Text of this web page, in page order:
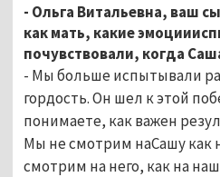
- Ольга Витальевна, ваш
как мать, какие
почувствовали, когда
- Мы больше испытывали
гордость.Он шел к этой
понимаете, как важен
Мы не смотрим наСашу как
смотрим на него, как на